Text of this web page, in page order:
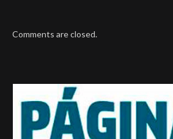
Comments are closed.